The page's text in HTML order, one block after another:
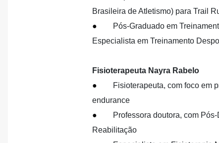
Brasileira de Atletismo) para Trail
●
Pós-Graduado em
Especialista em Treinamento
Fisioterapeuta Nayra Rabelo
●
Fisioterapeuta, com foco em
endurance
●
Professora doutora, com
Reabilitação